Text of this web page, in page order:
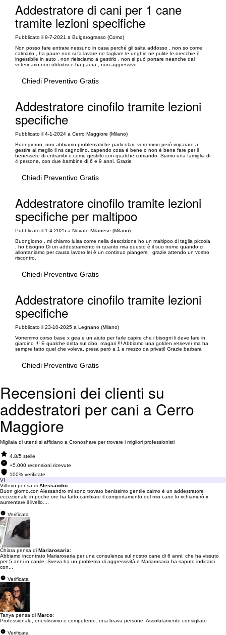
Addestratore di cani per 1 cane
tramite lezioni specifiche
Pubblicato il 9-7-2021 a Bulgarograsso (Como)
Non posso fare entrare nessuno in casa perché gli salta addosso , non so come
calmarlo , ha paure non si fa lavare ne tagliare le unghie ne pulite le orecchie è
ingestibile in auto , non rieisciamo a gestirlo , non si può portare neanche dal
veterinario non ubbidisce ha paura , non aggressivo
Chiedi Preventivo Gratis
Addestratore cinofilo tramite lezioni
specifiche
Pubblicato il 4-1-2024 a Cerro Maggiore (Milano)
Buongiorno, non abbiamo problematiche particolari, vorremmo però imparare a
gestire al meglio il ns cagnolino, capendo cosa è bene o non è bene fare per il
benessere di entrambi e come gestirlo con qualche comando. Siamo una famiglia di
4 persone, con due bambine di 6 e 9 anni. Grazie
Chiedi Preventivo Gratis
Addestratore cinofilo tramite lezioni
specifiche per maltipoo
Pubblicato il 1-4-2025 a Novate Milanese (Milano)
Buongiorno , mi chiamo luisa come nella descrizione ho un maltipoo di taglia piccola
, ho bisogno Di un addestramento in quanto mia questo è il suo nome quando ci
allontaniamo per causa lavoro lei è un continuo piangere , grazie attendo un vostro
riscontro.
Chiedi Preventivo Gratis
Addestratore cinofilo tramite lezioni
specifiche
Pubblicato il 23-10-2025 a Legnano (Milano)
Vorremmo corso base x gea e un aiuto per farle capire che i bisogni li deve fare in
giardino !!! E qualche dritta sul cibo, magari !!! Abbiamo una golden retriever ma ha
sempre fatto quel che voleva, presa però a 1 e mezzo da privati! Grazie barbara
Chiedi Preventivo Gratis
Recensioni dei clienti su
addestratori per cani a Cerro
Maggiore
Migliaia di utenti si affidano a Cronoshare per trovare i migliori professionisti
4.8/5 stelle
+5.000 recensioni ricevute
100% verificate
VI
Vittorio pensa di Alessandro:
Buon giorno,con Alessandro mi sono trovato benissimo gentile calmo è un addestratore
eccezionale in poche ore ha fatto cambiare il comportamento del mio cane lo richiamerò x
aumentare il livello....
Verificata
Chiara pensa di Mariarosaria:
Abbiamo incontrato Mariarosaria per una consulenza sul nostro cane di 6 anni, che ha vissuto
per 5 anni in canile. Sveva ha un problema di aggressività e Mariarosaria ha saputo indicarci
con...
Verificata
Tanya pensa di Marco:
Professionale, onestissimo e competente. una brava persone. Assolutamente consigliato
Verificata